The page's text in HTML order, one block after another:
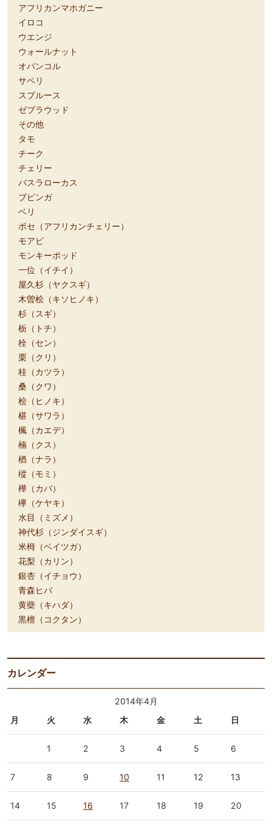
アフリカンマホガニー
イロコ
ウエンジ
ウォールナット
オバンコル
サペリ
スプルース
ゼブラウッド
その他
タモ
チーク
チェリー
バスラローカス
ブビンガ
ベリ
ボセ（アフリカンチェリー）
モアビ
モンキーポッド
一位（イチイ）
屋久杉（ヤクスギ）
木曽桧（キソヒノキ）
杉（スギ）
栃（トチ）
栓（セン）
栗（クリ）
桂（カツラ）
桑（クワ）
桧（ヒノキ）
椹（サワラ）
楓（カエデ）
楠（クス）
楢（ナラ）
樅（モミ）
樺（カバ）
欅（ケヤキ）
水目（ミズメ）
神代杉（ジンダイスギ）
米栂（ベイツガ）
花梨（カリン）
銀杏（イチョウ）
青森ヒバ
黄蘗（キハダ）
黒檀（コクタン）
カレンダー
2014年4月
月
火 水 木 金 土 日
1 2 3 4 5 6
7 8 9 10 11 12 13
14 15 16 17 18 19 20